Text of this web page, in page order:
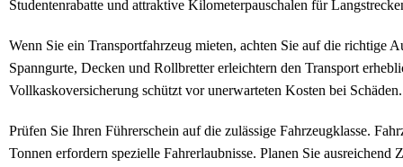
Studentenrabatte und attraktive Kilometerpauschalen für
Wenn Sie ein Transportfahrzeug mieten, achten Sie auf die richtige
Spanngurte, Decken und Rollbretter erleichtern den Transport
Vollkaskoversicherung schützt vor unerwarteten Kosten bei Schäden.
Prüfen Sie Ihren Führerschein auf die zulässige Fahrzeugklasse.
Tonnen erfordern spezielle Fahrerlaubnisse. Planen Sie ausreichend